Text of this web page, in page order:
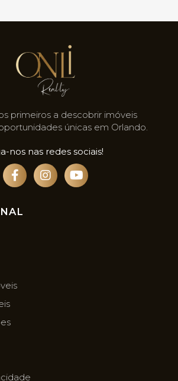
primeiros a descobrir imóveis
únicas em Orlando.
nos nas redes sociais!